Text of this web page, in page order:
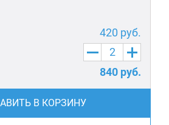
420 руб.
840 руб.
В КОРЗИНУ